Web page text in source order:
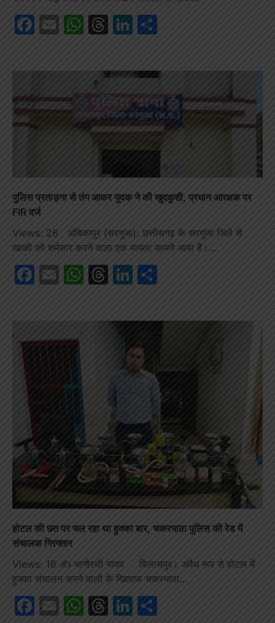
Facebook
EmailWhatsApp
Threads
LinkedIn
पुलिस प्रताड़ना से तंग आकर युवक ने की खुदकुशी, प्रधान आरक्षक पर
FIR दर्ज
Views: 26 अंबिकापुर (सरगुजा): छत्तीसगढ़ के सरगुजा जिले से
खाकी को शर्मसार करने वाला एक मामला सामने आया है।…
Facebook
EmailWhatsApp
Threads
LinkedIn
होटल की छत पर चल रहा था हुक्का बार, चकरभाठा पुलिस की रेड में
संचालक गिरफ्तार
Views: 16 ✍️ भागीरथी यादव बिलासपुर। अवैध रूप से होटल में
हुक्का संचालन करने वालों के खिलाफ चकरभाठा…
Facebook
EmailWhatsApp
Threads
LinkedIn